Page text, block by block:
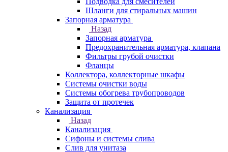
Шланги для стиральных машин
Запорная арматура
Назад
Запорная арматура
Предохранительная арматура, клапана
Фильтры грубой очистки
Фланцы
Коллектора, коллекторные шкафы
Системы очистки воды
Системы обогрева трубопроводов
Защита от протечек
Канализация
Назад
Канализация
Сифоны и системы слива
Слив для унитаза